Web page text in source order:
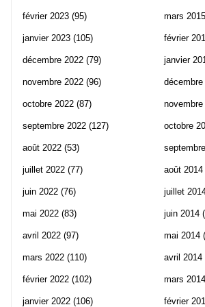
février 2023 (95)
janvier 2023 (105)
décembre 2022 (79)
novembre 2022 (96)
octobre 2022 (87)
septembre 2022 (127)
août 2022 (53)
juillet 2022 (77)
juin 2022 (76)
mai 2022 (83)
avril 2022 (97)
mars 2022 (110)
février 2022 (102)
janvier 2022 (106)
mars 2015
février
janvier
décembre
novembre
octobre
août 2014
juillet
juin 2014
mai 2014
avril 2014
mars 2014
février